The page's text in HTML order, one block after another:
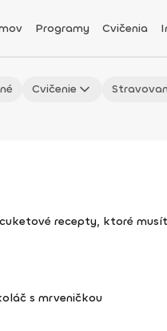
Programy Cvičenia
Cvičenie
recepty, ktoré
s mrveničkou